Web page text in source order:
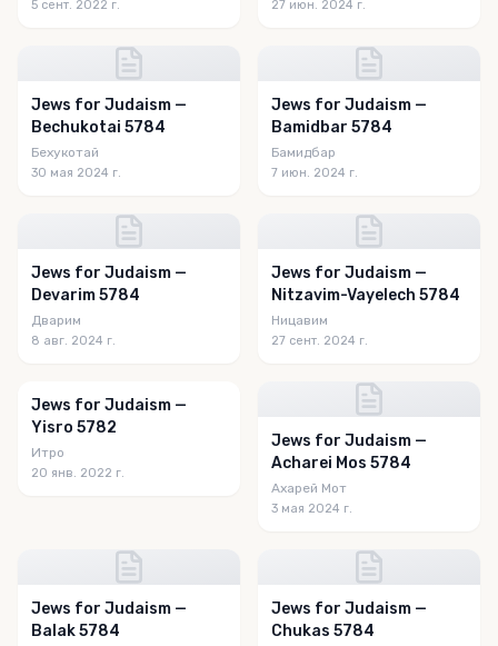
5 сент. 2022 г. 27 июн. 2024 г.
Jews for Judaism —
Bechukotai 5784
Бехукотай
30 мая 2024 г.
Jews for Judaism —
Bamidbar 5784
Бамидбар
7 июн. 2024 г.
Jews for Judaism —
Devarim 5784
Дварим
8 авг. 2024 г.
Jews for Judaism —
Nitzavim-Vayelech 5784
Ницавим
27 сент. 2024 г.
Jews for Judaism —
Yisro 5782
Итро
20 янв. 2022 г.
Jews for Judaism —
Acharei Mos 5784
Ахарей Мот
3 мая 2024 г.
Jews for Judaism —
Balak 5784
Jews for Judaism —
Chukas 5784